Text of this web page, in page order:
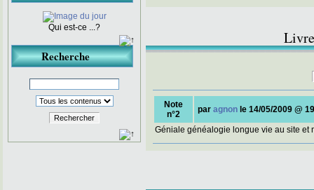
Qui est-ce ...?
Recherche
Rechercher
Note
n°2
par agnon le 14/05/2009 @
Géniale généalogie longue vie au site et